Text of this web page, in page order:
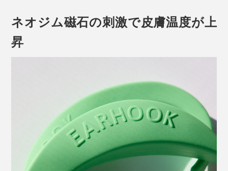
PC 作業をしながら、家事をしながら、料理をしなが
独自のフォルムが、日常のほんのわずかな小さな動き
で、ツボを刺激。筋肉と皮膚の摩擦運動を利用している
ので、“耳にかける”デザインは本当に理にかなっていま
ネオジム磁石の刺激で皮膚温度が上
昇